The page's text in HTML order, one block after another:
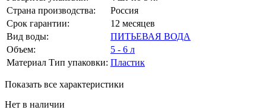
Страна производства:
Россия
Срок гарантии:
12 месяцев
Вид воды:
ПИТЬЕВАЯ ВОДА
Объем:
5 - 6 л
Материал Тип упаковки: Пластик
Показать все характеристики
Нет в наличии